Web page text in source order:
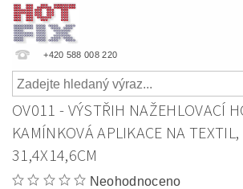
+420 588 008 220
OV011 - VÝSTŘIH NAŽEHLOVACÍ
KAMÍNKOVÁ APLIKACE NA TEXTIL,
31,4X14,6CM
Neohodnoceno